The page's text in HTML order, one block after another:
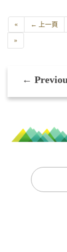
« ← 上一頁
»
←